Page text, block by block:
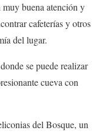
muy buena atención y
cafeterías y otros
del lugar.
se puede realizar
cueva con
del Bosque, un